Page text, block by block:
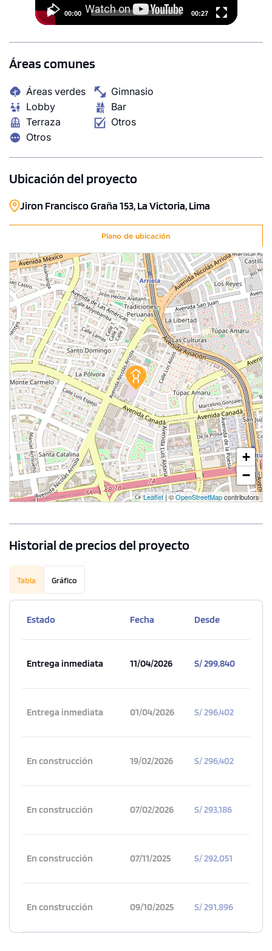
00:00 00:27
Áreas comunes
Áreas verdes
Gimnasio
Lobby
Bar
Terraza
Otros
Otros
Ubicación del proyecto
Jiron Francisco Graña 153, La Victoria, Lima
Plano de ubicación
+
−
Leaflet| ©OpenStreetMapcontributors
Historial de precios del proyecto
Tabla Gráfico
Estado Fecha Desde
Entrega inmediata 11/04/2026 S/ 299,840
Entrega inmediata 01/04/2026 S/ 296,402
En construcción 19/02/2026 S/ 296,402
En construcción 07/02/2026 S/ 293,186
En construcción 07/11/2025 S/ 292,051
En construcción 09/10/2025 S/ 291,896